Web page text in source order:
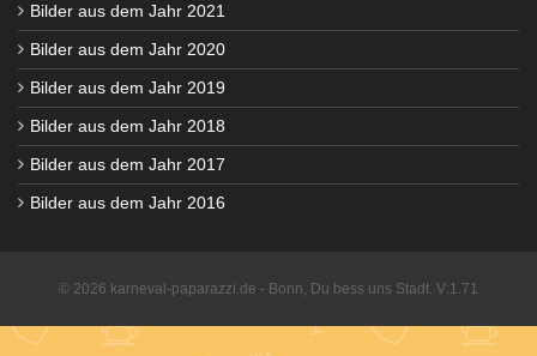
Bilder aus dem Jahr 2021
Bilder aus dem Jahr 2020
Bilder aus dem Jahr 2019
Bilder aus dem Jahr 2018
Bilder aus dem Jahr 2017
Bilder aus dem Jahr 2016
© 2026 karneval-paparazzi.de - Bonn, Du bess uns Stadt. V:1.71